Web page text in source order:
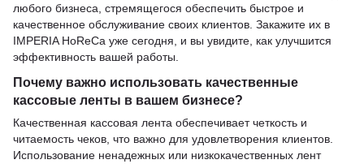
любого бизнеса, стремящегося обеспечить быстрое и
качественное обслуживание своих клиентов. Закажите их в
IMPERIA HoReCa уже сегодня, и вы увидите, как улучшится
эффективность вашей работы.
Почему важно использовать качественные
кассовые ленты в вашем бизнесе?
Качественная кассовая лента обеспечивает четкость и
читаемость чеков, что важно для удовлетворения клиентов.
Использование ненадежных или низкокачественных лент